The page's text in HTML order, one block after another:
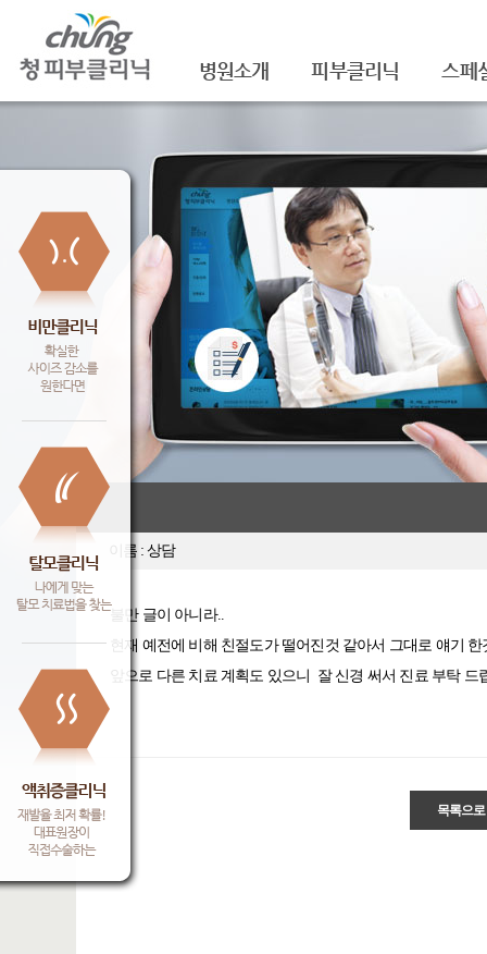
병원소개 피부클리닉 스페
진료안내
레이저장비소개
병원 둘러보기
찾아오시는 길
공지사항
여드름자국/흉터
기미/색소
주근깨/잡티
점/검버섯
문신제거
안면홍조
피부질환치료
셀라
물광
아쿠
백옥
신데
슈
셀렉
이름 : 상담
불만 글이 아니라..
현재 예전에 비해 친절도가 떨어진것 같아서 그대로 얘기 한
앞으로 다른 치료 계획도 있으니 잘 신경 써서 진료 부탁 드
목록으로